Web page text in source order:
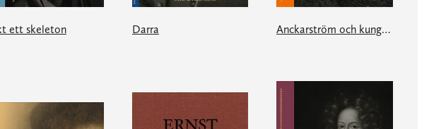
ett skeleton Darra Anckarström och kungamordet